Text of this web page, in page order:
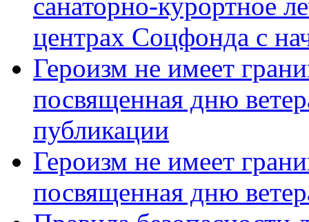
центрах Соцфонда с
Героизм не имеет
посвященная дню
публикации
Героизм не имеет
посвященная дню